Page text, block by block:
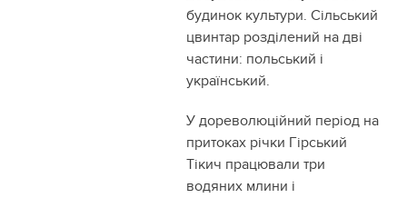
будинок культури. Сільський
цвинтар розділений на дві
частини: польський і
український.
У дореволюційний період на
притоках річки Гірський
Тікич працювали три
водяних млини і